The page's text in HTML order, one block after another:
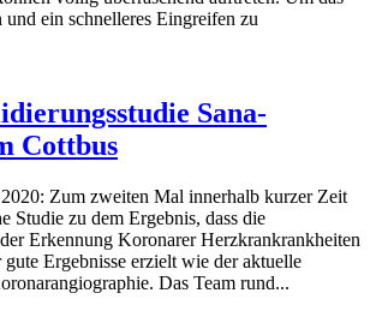
ein schnelleres Eingreifen zu
Sana-
Cottbus
Zum zweiten Mal innerhalb kurzer Zeit
Studie zu dem Ergebnis, dass die
Erkennung Koronarer Herzkrankrankheiten
Ergebnisse erzielt wie der aktuelle
Das Team rund...